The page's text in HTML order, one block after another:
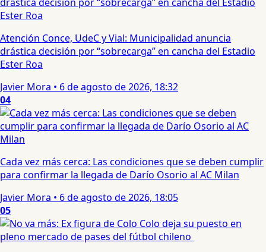
Atención Conce, UdeC y Vial: Municipalidad anuncia
drástica decisión por “sobrecarga” en cancha del Estadio
Ester Roa
Javier Mora • 6 de agosto de 2026, 18:32
04
Cada vez más cerca: Las condiciones que se deben cumplir
para confirmar la llegada de Darío Osorio al AC Milan
Javier Mora • 6 de agosto de 2026, 18:05
05